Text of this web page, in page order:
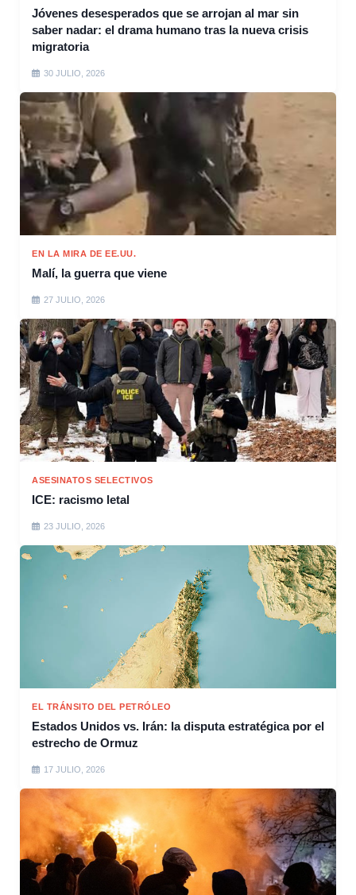
Jóvenes desesperados que se arrojan al mar sin
saber nadar: el drama humano tras la nueva crisis
migratoria
30 JULIO, 2026
EN LA MIRA DE EE.UU.
Malí, la guerra que viene
27 JULIO, 2026
ASESINATOS SELECTIVOS
ICE: racismo letal
23 JULIO, 2026
EL TRÁNSITO DEL PETRÓLEO
Estados Unidos vs. Irán: la disputa estratégica por el
estrecho de Ormuz
17 JULIO, 2026